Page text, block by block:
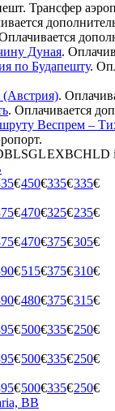
Трансфер
Дуная.
по Будапешту.
(Австрия).
. Оплачивается
Веспрем –
SGLEXBCHLD
€450€335€335€
€470€325€235€
€470€375€305€
€515€375€310€
€480€375€315€
€500€335€250€
€500€335€250€
€500€335€250€
BB